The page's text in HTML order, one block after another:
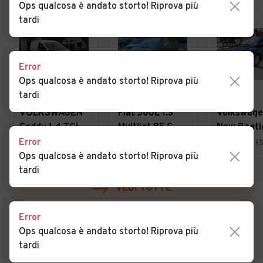
€ 11.800
VOLKSWAGEN
Caddy 1.4 TGI
Furgone
Business
Feltre (BL)
Fiat 500L 1.3
Multijet 85 CV
New
16V Cabrio
Campagna
VEDI TUTTE
Ops qualcosa è andato storto! Riprova più
tardi
Error
Ops qualcosa è andato storto! Riprova più
tardi
Error
Ops qualcosa è andato storto! Riprova più
tardi
Error
Ops qualcosa è andato storto! Riprova più
tardi